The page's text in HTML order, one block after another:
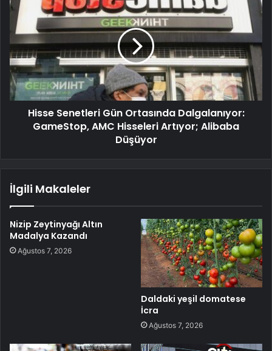
Hisse Senetleri Gün Ortasında Dalgalanıyor:
GameStop, AMC Hisseleri Artıyor; Alibaba
Düşüyor
İlgili Makaleler
Nizip Zeytinyağı Altın
Madalya Kazandı
Ağustos 7, 2026
Daldaki yeşil domatese
İcra
Ağustos 7, 2026